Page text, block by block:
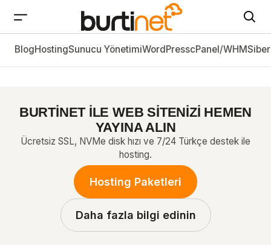
CyberPanel Özel Nameserver Tanımlama
BlogHostingSunucu YönetimiWordPresscPanel/WHM
BURTİNET İLE WEB SİTENİZİ HEMEN
YAYINA ALIN
Ücretsiz SSL, NVMe disk hızı ve 7/24 Türkçe destek ile
hosting.
Hosting Paketleri
Daha fazla bilgi edinin